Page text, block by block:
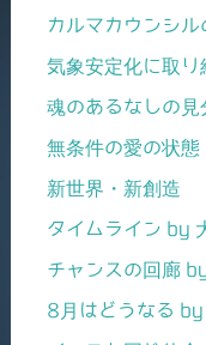
カルマカウンシ
気象安定化に取
魂のあるなしの
無条件の愛の状
新世界・新創造
タイムライン by
チャンスの回廊
8月はどうなる